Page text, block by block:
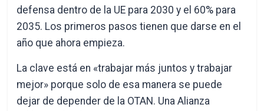
defensa dentro de la UE para 2030 y el 60% para
2035. Los primeros pasos tienen que darse en el
año que ahora empieza.
La clave está en «trabajar más juntos y trabajar
mejor» porque solo de esa manera se puede
dejar de depender de la OTAN. Una Alianza